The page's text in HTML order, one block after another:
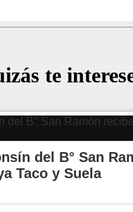
te
del B° San
Taco y Suela